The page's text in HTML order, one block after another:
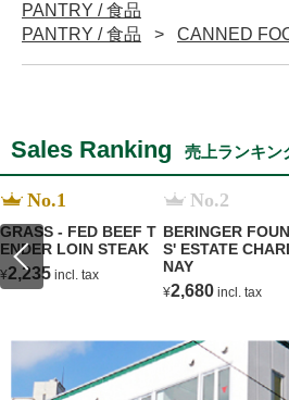
PANTRY / 食品
PANTRY / 食品
CANNED
Sales Ranking 売上ランキン
No.1
GRASS - FED BEEF T
ENDER LOIN STEAK
¥2,235 incl. tax
No.2
BERINGER FOUNDER
S' ESTATE
NAY
¥2,680 incl. tax